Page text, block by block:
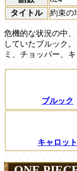
タイトル
約束の
危機的な状況の中
していたブルック
ミ、チョッパー、
ブルック
キャロット